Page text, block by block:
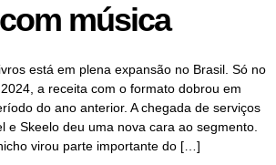
música
está em plena expansão no Brasil. Só no
a receita com o formato dobrou em
do ano anterior. A chegada de serviços
e Skeelo deu uma nova cara ao segmento.
virou parte importante do […]